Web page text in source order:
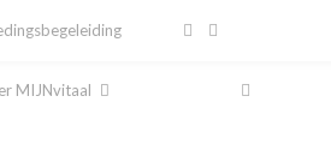
MIJNvitaal